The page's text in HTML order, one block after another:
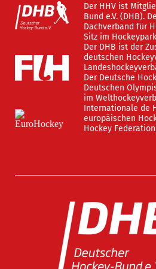
Der HHV ist
Bund e.V. (DHB).
Dachverband für
Sitz im
Der DHB ist der
deutschen
Der Deutsche
Deutschen
im
Internationale de
europäischen
Hockey